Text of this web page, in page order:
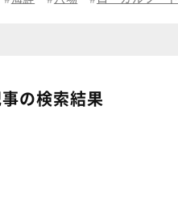
の検索結果